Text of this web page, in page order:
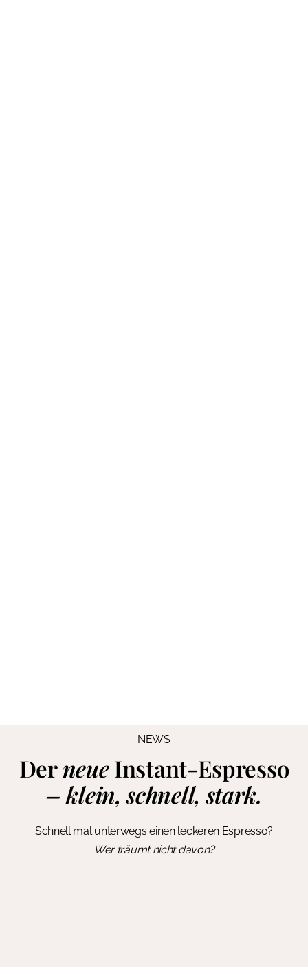
NEWS
DerneueInstant-Espresso
– klein, schnell, stark.
Schnell mal unterwegs einen leckeren Espresso?
Wer träumt nicht davon?